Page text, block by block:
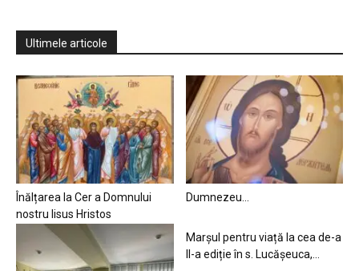
Ultimele articole
Înălțarea la Cer a Domnului
nostru Iisus Hristos
Dumnezeu…
Marșul pentru viață la cea de-a
II-a ediție în s. Lucășeuca,...